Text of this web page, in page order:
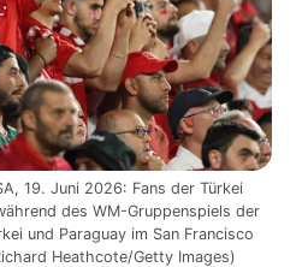
19. Juni 2026: Fans der Türkei
des WM-Gruppenspiels der
und Paraguay im San Francisco
Heathcote/Getty Images)